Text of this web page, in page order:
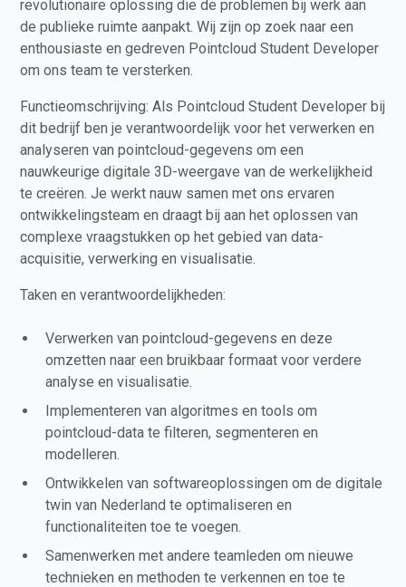
revolutionaire oplossing die de problemen bij werk aan
de publieke ruimte aanpakt. Wij zijn op zoek naar een
enthousiaste en gedreven Pointcloud Student Developer
om ons team te versterken.
Functieomschrijving: Als Pointcloud Student Developer bij
dit bedrijf ben je verantwoordelijk voor het verwerken en
analyseren van pointcloud-gegevens om een
nauwkeurige digitale 3D-weergave van de werkelijkheid
te creëren. Je werkt nauw samen met ons ervaren
ontwikkelingsteam en draagt bij aan het oplossen van
complexe vraagstukken op het gebied van data-
acquisitie, verwerking en visualisatie.
Taken en verantwoordelijkheden:
Verwerken van pointcloud-gegevens en deze
omzetten naar een bruikbaar formaat voor verdere
analyse en visualisatie.
Implementeren van algoritmes en tools om
pointcloud-data te filteren, segmenteren en
modelleren.
Ontwikkelen van softwareoplossingen om de digitale
twin van Nederland te optimaliseren en
functionaliteiten toe te voegen.
Samenwerken met andere teamleden om nieuwe
technieken en methoden te verkennen en toe te